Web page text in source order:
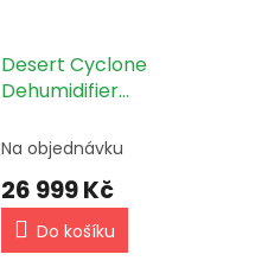
Desert Cyclone
Dehumidifier
l/24 h
Na objednávku
26 999 Kč
Do košíku